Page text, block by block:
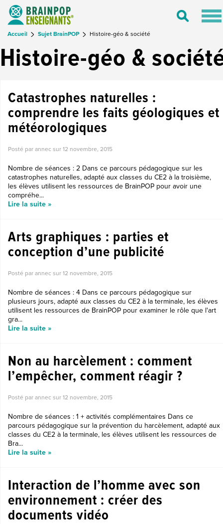
Toggle
Accueil Sujet BrainPOP Histoire-géo & société
Histoire-géo &
Catastrophes naturelles :
comprendre les faits géologiques et
météorologiques
Posté par annec sur 12 novembre, 2015
Nombre de séances : 2 Dans ce parcours pédagogique sur les
catastrophes naturelles, adapté aux classes du CE2 à la troisième,
les élèves utilisent les ressources de BrainPOP pour avoir une
compréhe...
Lire la suite »
Arts graphiques : parties et
conception d’une publicité
Posté par annec sur 12 novembre, 2015
Nombre de séances : 4 Dans ce parcours pédagogique sur
plusieurs jours, adapté aux classes du CE2 à la terminale, les élèves
utilisent les ressources de BrainPOP pour examiner le rôle que l'art
gra...
Lire la suite »
Non au harcèlement : comment
l’empêcher, comment réagir ?
Posté par annec sur 12 novembre, 2015
Nombre de séances : 1 + activités complémentaires Dans ce
parcours pédagogique sur la prévention du harcèlement, adapté aux
classes du CE2 à la terminale, les élèves utilisent les ressources de
Bra...
Lire la suite »
Interaction de l’homme avec son
environnement : créer des
documents vidéo